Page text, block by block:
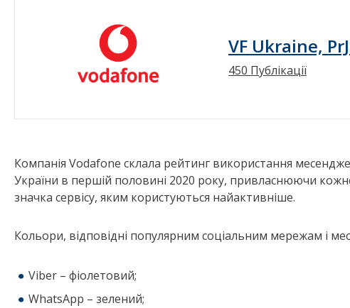
VF Ukraine,
450 Публікації
Компанія Vodafone склала рейтинг використання
України в першій половині 2020 року, привласнюючи
значка сервісу, яким користуються найактивніше.
Кольори, відповідні популярним соціальним мережам і
Viber – фіолетовий;
WhatsApp – зелений;